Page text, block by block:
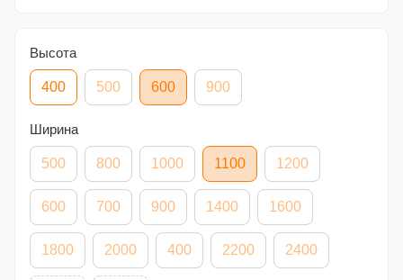
Высота
400 500 600 900
Ширина
500 800 1000 1100 1200
600 700 900 1400 1600
1800 2000 400 2200 2400